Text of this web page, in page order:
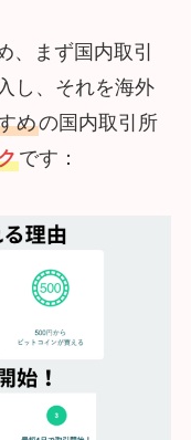
、まず国内取引
し、それを海外
めの国内取引所
です：